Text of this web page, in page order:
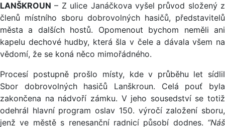
LANŠKROUN – Z ulice Janáčkova vyšel průvod složený z
členů místního sboru dobrovolných hasičů, představitelů
města a dalších hostů. Opomenout bychom neměli ani
kapelu dechové hudby, která šla v čele a dávala všem na
vědomí, že se koná něco mimořádného.
Procesí postupně prošlo místy, kde v průběhu let sídlil
Sbor dobrovolných hasičů Lanškroun. Celá pouť byla
zakončena na nádvoří zámku. V jeho sousedství se totiž
odehrál hlavní program oslav 150. výročí založení sboru,
jenž ve městě s renesanční radnicí působí dodnes. “Náš